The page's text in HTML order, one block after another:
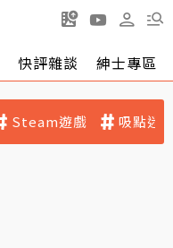
快評雜談 紳士專區
Steam遊戲 吸點迷